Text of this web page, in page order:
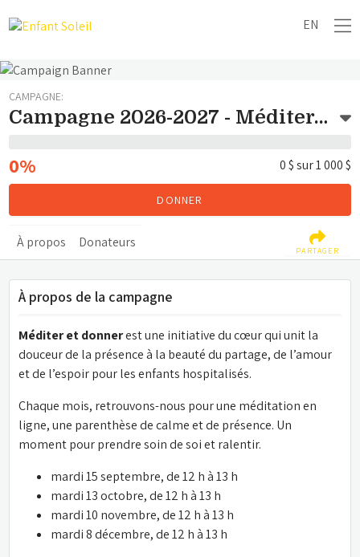
EN
CAMPAGNE:
Campagne 2026-2027 - Méditer et donner
0% 0 $sur1 000 $
DONNER
À propos Donateurs PARTAGER
À propos de la campagne
Méditer et donner est une initiative du cœur qui unit la
douceur de la présence à la beauté du partage, de l’amour
et de l’espoir pour les enfants hospitalisés.
Chaque mois, retrouvons-nous pour une méditation en
ligne, une parenthèse de calme et de présence. Un
moment pour prendre soin de soi et ralentir.
mardi 15 septembre, de 12 h à 13 h
mardi 13 octobre, de 12 h à 13 h
mardi 10 novembre, de 12 h à 13 h
mardi 8 décembre, de 12 h à 13 h